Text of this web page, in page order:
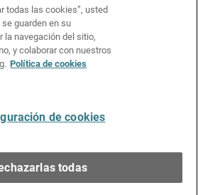
todas las cookies”, usted
guarden en su
la navegación del sitio,
y colaborar con nuestros
Política de cookies
de cookies
todas